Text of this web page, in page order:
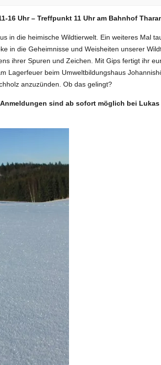
16 Uhr – Treffpunkt 11 Uhr am Bahnhof
in die heimische Wildtierwelt. Ein weiteres Mal
in die Geheimnisse und Weisheiten unserer
ihrer Spuren und Zeichen. Mit Gips fertigt ihr
Lagerfeuer beim Umweltbildungshaus
anzuzünden. Ob das gelingt?
sind ab sofort möglich bei Lukas